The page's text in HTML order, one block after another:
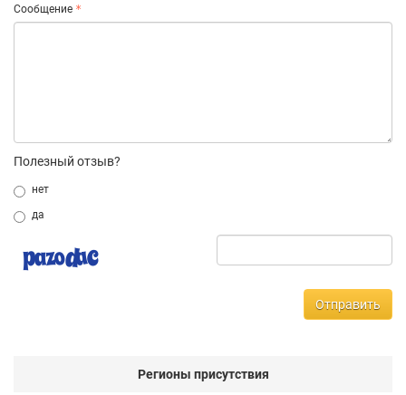
Сообщение
Полезный отзыв?
нет
да
Отправить
Регионы присутствия